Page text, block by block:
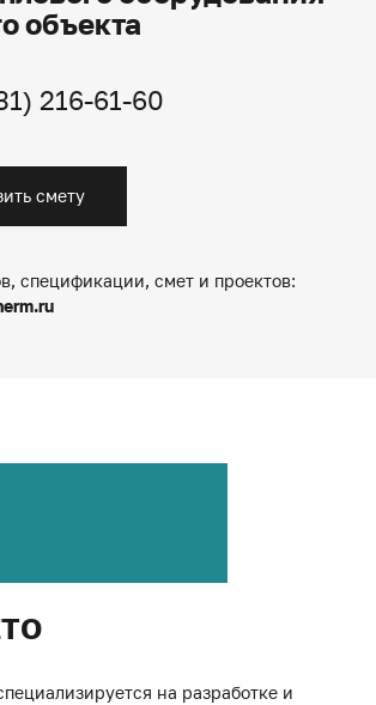
объекта
216-61-60
смету
спецификации, смет и проектов:
на разработке и